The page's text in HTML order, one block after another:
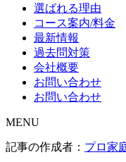
選ばれる理由
コース案内/料金
最新情報
過去問対策
会社概要
お問い合わせ
お問い合わせ
MENU
記事の作成者： プロ家